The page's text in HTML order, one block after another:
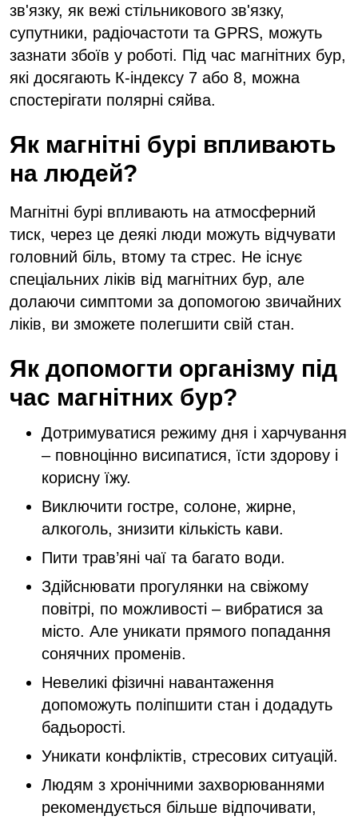
зв'язку, як вежі стільникового зв'язку,
супутники, радіочастоти та GPRS, можуть
зазнати збоїв у роботі. Під час магнітних бур,
які досягають К-індексу 7 або 8, можна
спостерігати полярні сяйва.
Як магнітні бурі впливають
на людей?
Магнітні бурі впливають на атмосферний
тиск, через це деякі люди можуть відчувати
головний біль, втому та стрес. Не існує
спеціальних ліків від магнітних бур, але
долаючи симптоми за допомогою звичайних
ліків, ви зможете полегшити свій стан.
Як допомогти організму під
час магнітних бур?
Дотримуватися режиму дня і харчування
– повноцінно висипатися, їсти здорову і
корисну їжу.
Виключити гостре, солоне, жирне,
алкоголь, знизити кількість кави.
Пити трав’яні чаї та багато води.
Здійснювати прогулянки на свіжому
повітрі, по можливості – вибратися за
місто. Але уникати прямого попадання
сонячних променів.
Невеликі фізичні навантаження
допоможуть поліпшити стан і додадуть
бадьорості.
Уникати конфліктів, стресових ситуацій.
Людям з хронічними захворюваннями
рекомендується більше відпочивати,